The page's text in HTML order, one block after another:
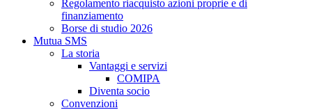
Regolamento riacquisto azioni proprie e di
finanziamento
Borse di studio 2026
Mutua SMS
La storia
Vantaggi e servizi
COMIPA
Diventa socio
Convenzioni